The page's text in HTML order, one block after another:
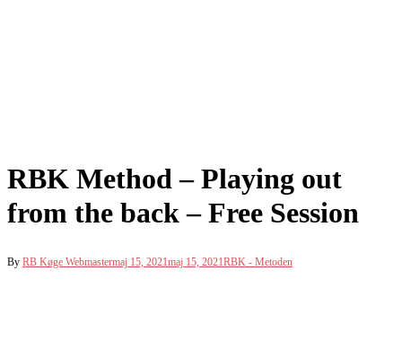
RBK Method – Playing out
from the back – Free Session
By RB Køge Webmastermaj 15, 2021maj 15, 2021RBK - Metoden